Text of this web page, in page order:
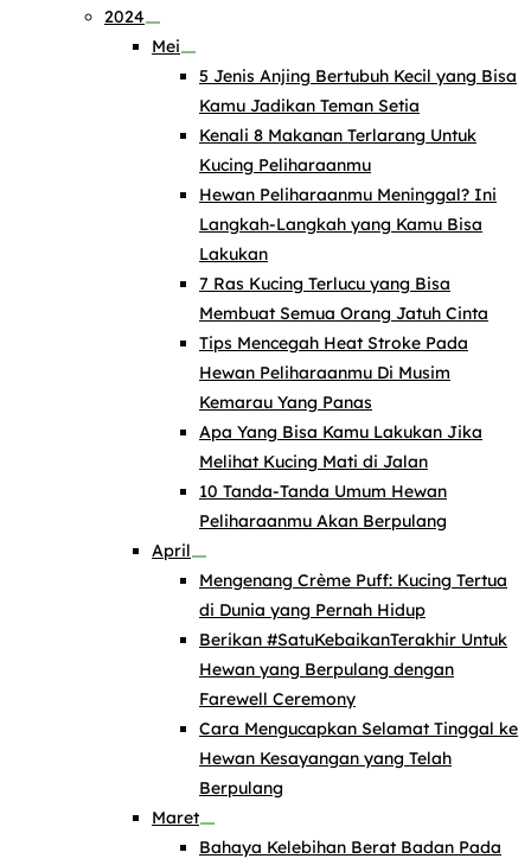
2024
Mei
5 Jenis Anjing Bertubuh Kecil yang Bisa
Kamu Jadikan Teman Setia
Kenali 8 Makanan Terlarang Untuk
Kucing Peliharaanmu
Hewan Peliharaanmu Meninggal? Ini
Langkah-Langkah yang Kamu Bisa
Lakukan
7 Ras Kucing Terlucu yang Bisa
Membuat Semua Orang Jatuh Cinta
Tips Mencegah Heat Stroke Pada
Hewan Peliharaanmu Di Musim
Kemarau Yang Panas
Apa Yang Bisa Kamu Lakukan Jika
Melihat Kucing Mati di Jalan
10 Tanda-Tanda Umum Hewan
Peliharaanmu Akan Berpulang
April
Mengenang Crème Puff: Kucing Tertua
di Dunia yang Pernah Hidup
Berikan #SatuKebaikanTerakhir Untuk
Hewan yang Berpulang dengan
Farewell Ceremony
Cara Mengucapkan Selamat Tinggal ke
Hewan Kesayangan yang Telah
Berpulang
Maret
Bahaya Kelebihan Berat Badan Pada